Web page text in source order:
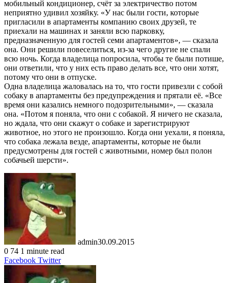
мобильный кондиционер, счёт за электричество потом
неприятно удивил хозяйку. «У нас были гости, которые
пригласили в апартаменты компанию своих друзей, те
приехали на машинах и заняли всю парковку,
предназначенную для гостей семи апартаментов», — сказала
она. Они решили повеселиться, из-за чего другие не спали
всю ночь. Когда владелица попросила, чтобы те были потише,
они ответили, что у них есть право делать все, что они хотят,
потому что они в отпуске.
Одна владелица жаловалась на то, что гости привезли с собой
собаку в апартаменты без предупреждения и прятали её. «Все
время они казались немного подозрительными», — сказала
она. «Потом я поняла, что они с собакой. Я ничего не сказала,
но ждала, что они скажут о собаке и зарегистрируют
животное, но этого не произошло. Когда они уехали, я поняла,
что собака лежала везде, апартаменты, которые не были
предусмотрены для гостей с животными, номер был полон
собачьей шерсти».
admin30.09.2015
0 74 1 minute read
Facebook TwitterLinkedIn
Tumblr
Pinterest
Reddit
VKontakte
Share
via
Email
Print